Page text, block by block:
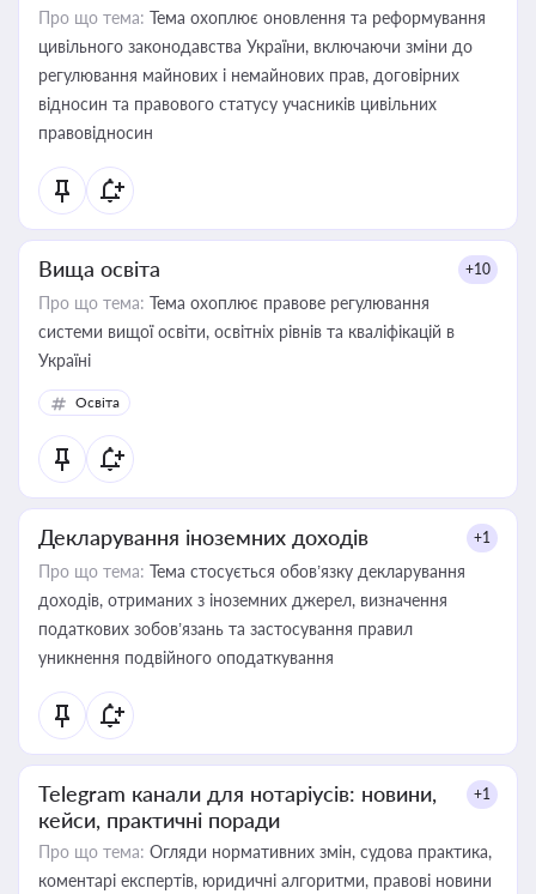
Про що тема: Тема охоплює оновлення та реформування
цивільного законодавства України, включаючи зміни до
регулювання майнових і немайнових прав, договірних
відносин та правового статусу учасників цивільних
правовідносин
Вища освіта +10
Про що тема: Тема охоплює правове регулювання
системи вищої освіти, освітніх рівнів та кваліфікацій в
Україні
Освіта
Декларування іноземних доходів +1
Про що тема: Тема стосується обов’язку декларування
доходів, отриманих з іноземних джерел, визначення
податкових зобов’язань та застосування правил
уникнення подвійного оподаткування
Telegram канали для нотаріусів: новини,
кейси, практичні поради
+1
Про що тема: Огляди нормативних змін, судова практика,
коментарі експертів, юридичні алгоритми, правові новини